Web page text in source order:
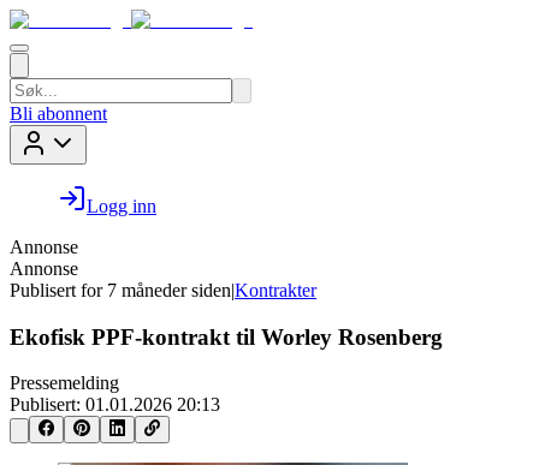
Bli abonnent
Logg inn
Annonse
Annonse
Publisert for 7 måneder siden|Kontrakter
Ekofisk PPF-kontrakt til Worley Rosenberg
Pressemelding
Publisert: 01.01.2026 20:13